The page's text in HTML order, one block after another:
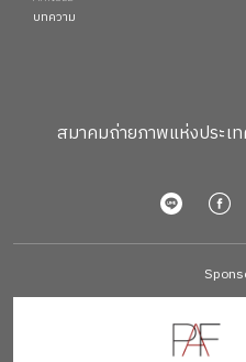
บทความ
สมาคมถ่ายภาพแห่งประเ